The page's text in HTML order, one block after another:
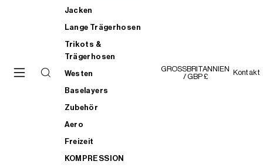
Jacken
Lange Trägerhosen
Trikots &
Trägerhosen
Westen
Baselayers
Zubehör
Aero
Freizeit
KOMPRESSION
GROSSBRITANNIEN
/ GBP £
Kontakt